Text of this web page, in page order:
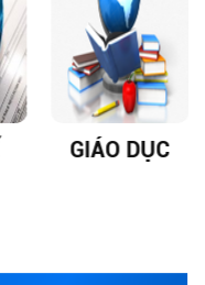
GIÁO DỤC